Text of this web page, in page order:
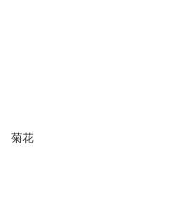
菊花